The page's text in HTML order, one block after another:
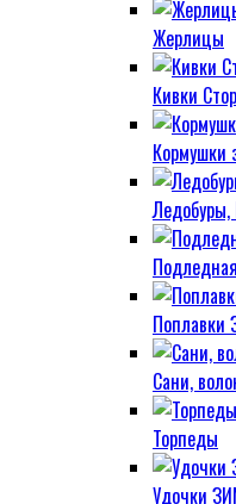
Жерлицы
Кивки
Кормушки
Сани,
Торпеды
Удочки